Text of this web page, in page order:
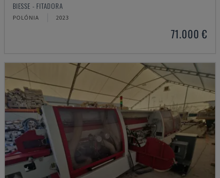
BIESSE - FITADORA
POLÓNIA 2023
71.000 €